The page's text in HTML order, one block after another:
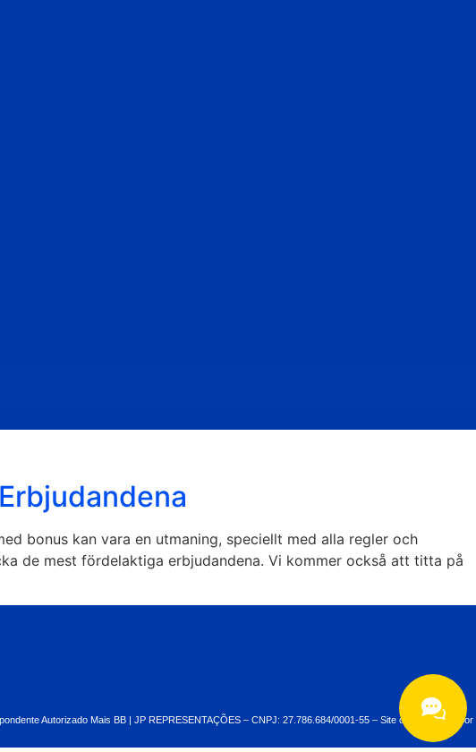
bonus kan vara en utmaning, speciellt med alla regler och
de mest fördelaktiga erbjudandena. Vi kommer också att titta på
Autorizado Mais BB | JP REPRESENTAÇÕES – CNPJ: 27.786.684/0001-55 – Site desenvolvido por